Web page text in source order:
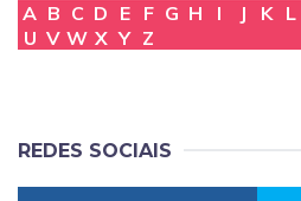
A B C D E F G H I J K L
U V W X Y Z
REDES SOCIAIS